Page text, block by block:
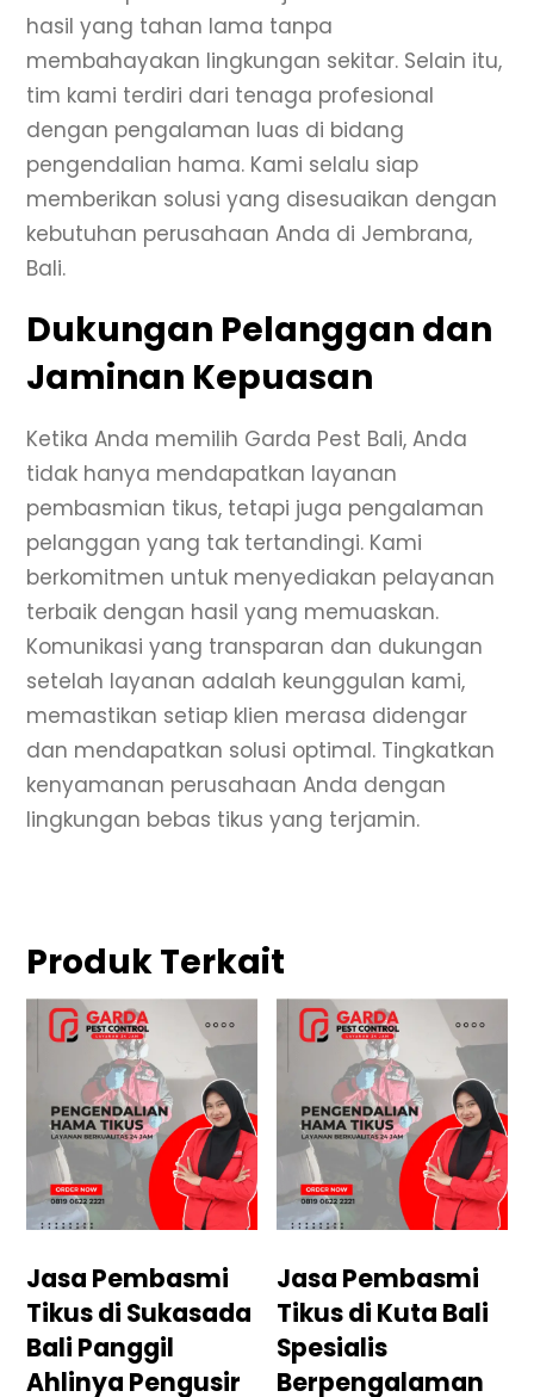
hasil yang tahan lama tanpa
membahayakan lingkungan sekitar. Selain itu,
tim kami terdiri dari tenaga profesional
dengan pengalaman luas di bidang
pengendalian hama. Kami selalu siap
memberikan solusi yang disesuaikan dengan
kebutuhan perusahaan Anda di Jembrana,
Bali.
Dukungan Pelanggan dan
Jaminan Kepuasan
Ketika Anda memilih Garda Pest Bali, Anda
tidak hanya mendapatkan layanan
pembasmian tikus, tetapi juga pengalaman
pelanggan yang tak tertandingi. Kami
berkomitmen untuk menyediakan pelayanan
terbaik dengan hasil yang memuaskan.
Komunikasi yang transparan dan dukungan
setelah layanan adalah keunggulan kami,
memastikan setiap klien merasa didengar
dan mendapatkan solusi optimal. Tingkatkan
kenyamanan perusahaan Anda dengan
lingkungan bebas tikus yang terjamin.
Produk Terkait
Jasa Pembasmi
Tikus di Sukasada
Bali Panggil
Ahlinya Pengusir
Jasa Pembasmi
Tikus di Kuta Bali
Spesialis
Berpengalaman